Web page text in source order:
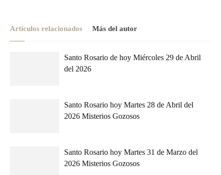
Artículos relacionados Más del autor
Santo Rosario de hoy Miércoles 29 de Abril
del 2026
Santo Rosario hoy Martes 28 de Abril del
2026 Misterios Gozosos
Santo Rosario hoy Martes 31 de Marzo del
2026 Misterios Gozosos